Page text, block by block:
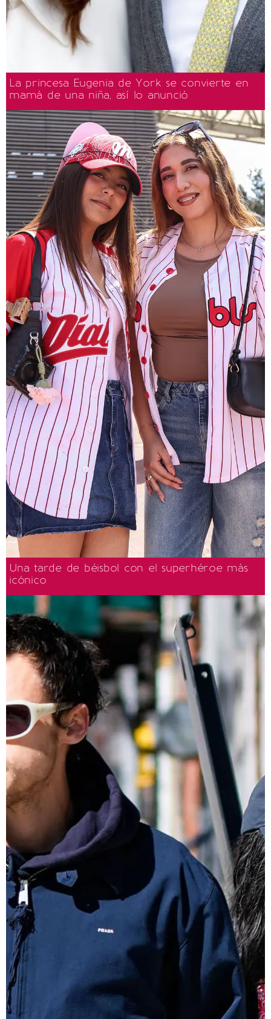
La princesa Eugenia de York se convierte en
mamá de una niña, así lo anunció
Una tarde de béisbol con el superhéroe más
icónico